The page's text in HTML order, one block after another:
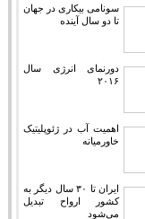
سونامی بیکاری در جهان
تا دو سال آینده
دورنمای انرژی سال
۲۰۱۶
اهمیت آب در ژئوپلیتیک
خاورمیانه
ایران تا ۳۰ سال دیگر به
کشور ارواح تبدیل
می‌شود